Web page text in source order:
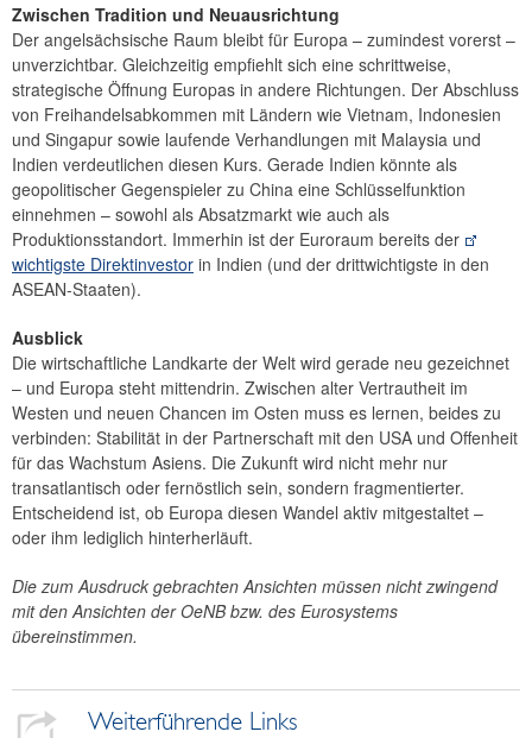
Zwischen Tradition und Neuausrichtung
Der angelsächsische Raum bleibt für Europa – zumindest vorerst –
unverzichtbar. Gleichzeitig empfiehlt sich eine schrittweise,
strategische Öffnung Europas in andere Richtungen. Der Abschluss
von Freihandelsabkommen mit Ländern wie Vietnam, Indonesien
und Singapur sowie laufende Verhandlungen mit Malaysia und
Indien verdeutlichen diesen Kurs. Gerade Indien könnte als
geopolitischer Gegenspieler zu China eine Schlüsselfunktion
einnehmen – sowohl als Absatzmarkt wie auch als
Produktionsstandort. Immerhin ist der Euroraum bereits der
wichtigste Direktinvestor in Indien (und der drittwichtigste in den
ASEAN-Staaten).
Ausblick
Die wirtschaftliche Landkarte der Welt wird gerade neu gezeichnet
– und Europa steht mittendrin. Zwischen alter Vertrautheit im
Westen und neuen Chancen im Osten muss es lernen, beides zu
verbinden: Stabilität in der Partnerschaft mit den USA und Offenheit
für das Wachstum Asiens. Die Zukunft wird nicht mehr nur
transatlantisch oder fernöstlich sein, sondern fragmentierter.
Entscheidend ist, ob Europa diesen Wandel aktiv mitgestaltet –
oder ihm lediglich hinterherläuft.
Die zum Ausdruck gebrachten Ansichten müssen nicht zwingend
mit den Ansichten der OeNB bzw. des Eurosystems
übereinstimmen.
Weiterführende Links